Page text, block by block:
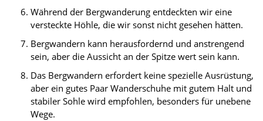
Während der Bergwanderung entdeckten wir eine
versteckte Höhle, die wir sonst nicht gesehen hätten.
Bergwandern kann herausfordernd und anstrengend
sein, aber die Aussicht an der Spitze wert sein kann.
Das Bergwandern erfordert keine spezielle Ausrüstung,
aber ein gutes Paar Wanderschuhe mit gutem Halt und
stabiler Sohle wird empfohlen, besonders für unebene
Wege.